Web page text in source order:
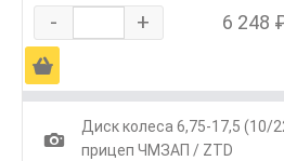
- + 6 248
Ä
1
Диск колеса 6,75-17,5 (10/
прицеп ЧМЗАП / ZTD